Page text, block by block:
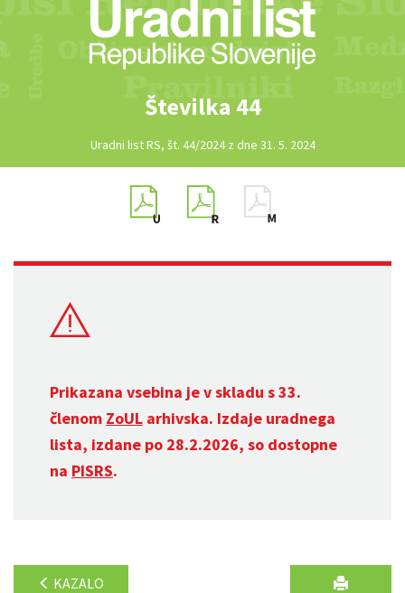
Številka 44
Uradni list RS, št. 44/2024 z dne 31. 5. 2024
Prikazana vsebina je v skladu s 33.
členom ZoUL arhivska. Izdaje uradnega
lista, izdane po 28.2.2026, so dostopne
na PISRS.
KAZALO